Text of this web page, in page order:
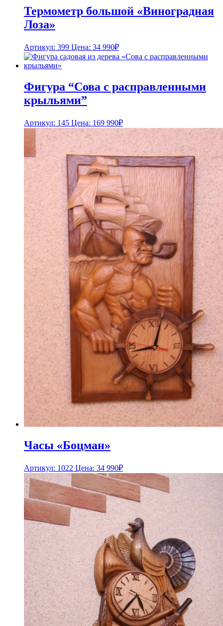
Термометр большой «Виноградная
Лоза»
Артикул: 399 Цена: 34 990₽
Фигура “Сова с расправленными
крыльями”
Артикул: 145 Цена: 169 990₽
Часы «Боцман»
Артикул: 1022 Цена: 34 990₽